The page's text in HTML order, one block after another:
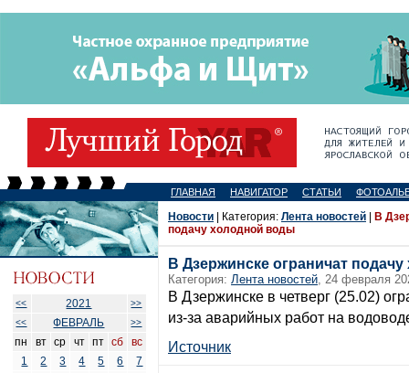
ГЛАВНАЯ НАВИГАТОР СТАТЬИ
<< 2021
>>
<<
ФЕВРАЛЬ >>
пн вт ср чт пт сб
вс
1
2 3 4 5 6
7
Новости | Категория: Лента новостей
В
подачу холодной воды
В Дзержинске ограничат
Категория: Лента новостей, 24 февраля
В Дзержинске в четверг (25.02)
из-за аварийных работ на
Источник